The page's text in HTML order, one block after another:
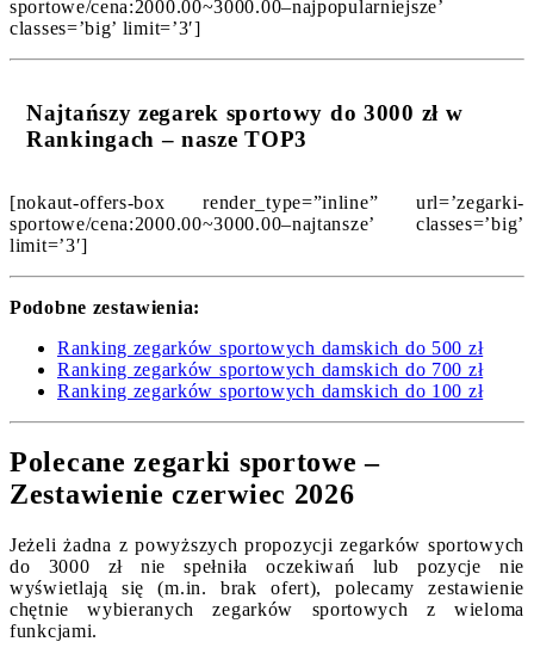
sportowe/cena:2000.00~3000.00–najpopularniejsze’
classes=’big’ limit=’3′]
Najtańszy zegarek sportowy do 3000 zł w
Rankingach – nasze TOP3
[nokaut-offers-box render_type=”inline” url=’zegarki-
sportowe/cena:2000.00~3000.00–najtansze’ classes=’big’
limit=’3′]
Podobne zestawienia:
Ranking zegarków sportowych damskich do 500 zł
Ranking zegarków sportowych damskich do 700 zł
Ranking zegarków sportowych damskich do 100 zł
Polecane zegarki sportowe –
Zestawienie czerwiec 2026
Jeżeli żadna z powyższych propozycji zegarków sportowych
do 3000 zł nie spełniła oczekiwań lub pozycje nie
wyświetlają się (m.in. brak ofert), polecamy zestawienie
chętnie wybieranych zegarków sportowych z wieloma
funkcjami.